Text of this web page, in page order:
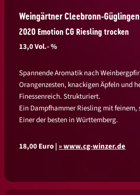
Weingärtner Cleebronn-Güglingen
2020 Emotion CG Riesling trocken
13,0 Vol.- %
Spannende Aromatik nach
Orangenzesten, knackigen Äpfeln und
Finessenreich. Strukturiert.
Ein Dampfhammer Riesling mit feinem,
Einer der besten in Württemberg.
18,00 Euro | www.cg-winzer.de